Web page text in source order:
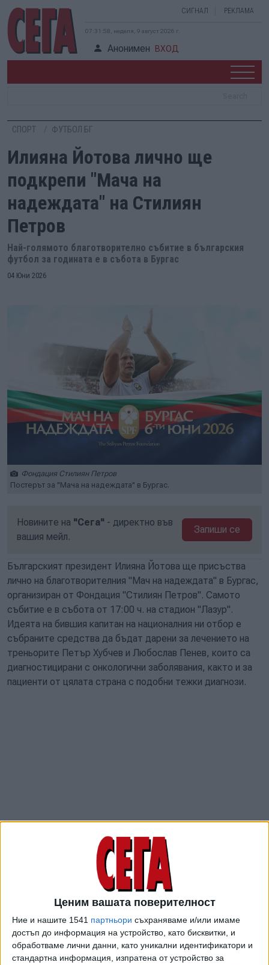
Ценим вашата поверителност
Ние и нашите 1541 партньори съхраняваме и/или имаме
достъп до информация на устройство, като бисквитки, и
обработваме лични данни, като уникални идентификатори и
стандартна информация, изпратена от устройство за
СИГНАЛ РЕКЛАМА
07:31:59, неделя, 9 август 2026 г.
Анонимен ВХОД
СПОРТ ФУТБОЛ БГ
Илияна Йотова лично ще
подкрепи "Мача на
надеждата" на Стилиян
Петров
Най-голямото благотворително събитие в българския
футбол за годината е в събота в Бургас
04 Юни 2026
Фондация Стилиян Петров
Постерът за "Мача на надеждата" в Бургас.
Новините на "Сега" - директно във
вашия мейл.
Запиши се
Българският президент Илияна Йотова ще присъства
лично на благотворителния "Мач на надеждата" в Бургас,
организиран от Фондация "Стилиян Петров". Самото
събитие е в събота от 17:00 ч. на стадион "Лазур".
Идеята на бившия капитан на националния ни отбор е
събраните средства да бъдат дарени за лечението на
треньорите Петър Хубчев и Любослав Пенев, които са
диагностицирани с онкологични заболявания, както и за
пациенти от цялата страна с подобни тежки диагнози.
От фондацията посочват, че с присъствието си Йотова
иска да изрази своята съпричастност към каузата,
обединяваща хиляди българи в борбата с онкологичните
заболявания. "Присъствието на държавния глава Илияна
Йотова е доказателство за голямата значимост на
събитието, което превръща Бургас в столица на
солидарността", добавят организаторите.